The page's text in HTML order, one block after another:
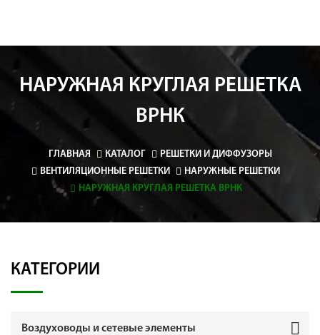
НАРУЖНАЯ КРУГЛАЯ РЕШЕТКА
ВРНК
ГЛАВНАЯ КАТАЛОГ
РЕШЕТКИ И ДИФФУЗОРЫ
ВЕНТИЛЯЦИОННЫЕ РЕШЕТКИ
НАРУЖНЫЕ РЕШЕТКИ
НАРУЖНАЯ КРУГЛАЯ РЕШЕТКА ВРНК
КАТЕГОРИИ
Воздуховоды и сетевые элементы